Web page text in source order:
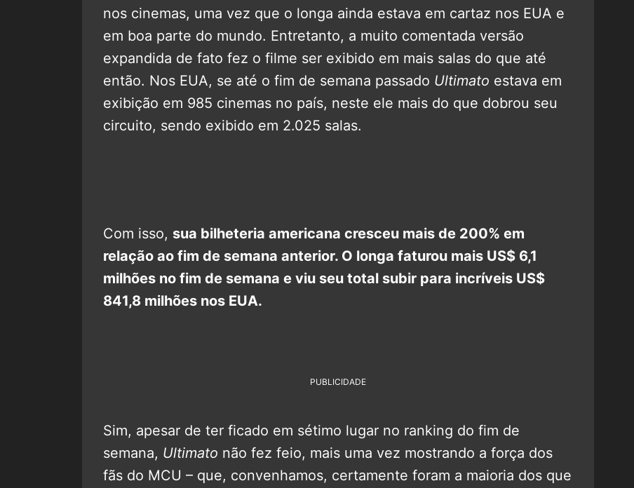
nos cinemas, uma vez que o longa ainda estava em cartaz nos EUA e
em boa parte do mundo. Entretanto, a muito comentada versão
expandida de fato fez o filme ser exibido em mais salas do que até
então. Nos EUA, se até o fim de semana passado Ultimato estava em
exibição em 985 cinemas no país, neste ele mais do que dobrou seu
circuito, sendo exibido em 2.025 salas.
Com isso, sua bilheteria americana cresceu mais de 200% em
relação ao fim de semana anterior. O longa faturou mais US$ 6,1
milhões no fim de semana e viu seu total subir para incríveis US$
841,8 milhões nos EUA.
PUBLICIDADE
Sim, apesar de ter ficado em sétimo lugar no ranking do fim de
semana, Ultimato não fez feio, mais uma vez mostrando a força dos
fãs do MCU – que, convenhamos, certamente foram a maioria dos que